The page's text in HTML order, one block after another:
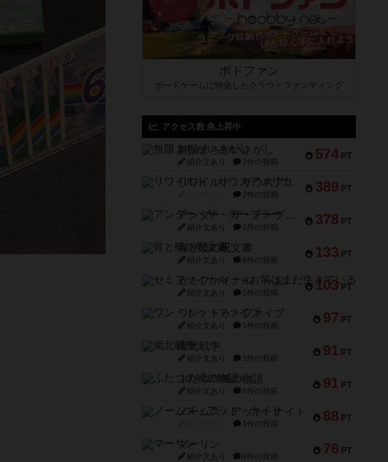
ボドファン
ボードゲームに特化したクラウドファンディング
アクセス数 急上昇中
574 PT
無限まちがいさがし
紹介文あり 2件の投稿
389 PT
リワイルド：サウスアメリカ
2件の投稿
378 PT
アンダー・ザ・テーブラー
紹介文あり 1件の投稿
133 PT
宵と暁の呪文書
紹介文あり 8件の投稿
103 PT
セミファイナル ～お前はまだ生きている～
紹介文あり 1件の投稿
97 PT
ワン・トゥ・ファイブ
紹介文あり 1件の投稿
91 PT
南北戦争
紹介文あり 1件の投稿
91 PT
ふたつの城の物語
紹介文あり 6件の投稿
88 PT
ノームズ・アット・ナイト
1件の投稿
76 PT
マーリン
紹介文あり 6件の投稿